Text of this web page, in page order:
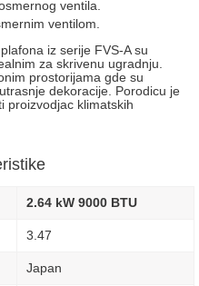
ventila.
ventilom.
iz serije FVS-A su
za skrivenu ugradnju.
prostorijama gde su
dekoracije. Porodicu je
proizvodjac klimatskih
2.64 kW 9000 BTU
3.47
Japan